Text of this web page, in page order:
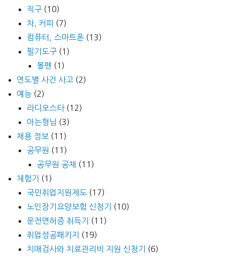
직구 (10)
차, 커피 (7)
컴퓨터, 스마트폰 (13)
필기도구 (1)
볼펜 (1)
연도별 사건 사고 (2)
예능 (2)
라디오스타(12)
아는형님 (3)
채용 정보 (11)
공무원 (11)
공무원 공채 (11)
체험기
(1)
국민취업지원제도 (17)
노인장기요양보험 신청기
(10)
운전면허증 취득기
(11)
취업성공패키지
(19)
치매검사와 치료관리비 지원 신청기
(6)